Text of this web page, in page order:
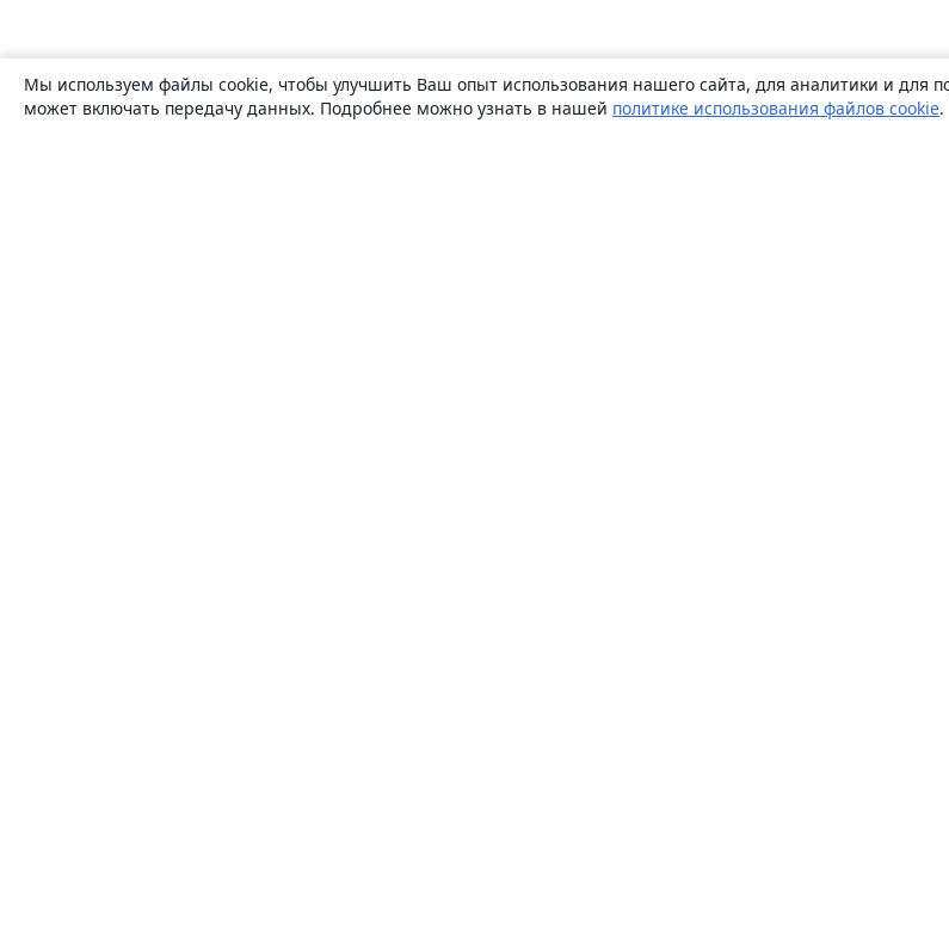
Мы используем файлы cookie, чтобы улучшить Ваш опыт использования нашего сайта, для аналитики и для
может включать передачу данных. Подробнее можно узнать в нашей политике использования файлов cookie.